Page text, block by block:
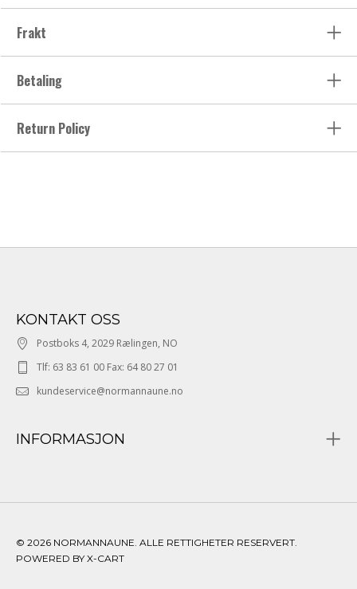
Frakt
Betaling
Return Policy
KONTAKT OSS
Postboks 4, 2029 Rælingen, NO
Tlf: 63 83 61 00 Fax: 64 80 27 01
kundeservice@normannaune.no
INFORMASJON
© 2026 NORMANNAUNE. ALLE RETTIGHETER RESERVERT.
POWERED BY X-CART